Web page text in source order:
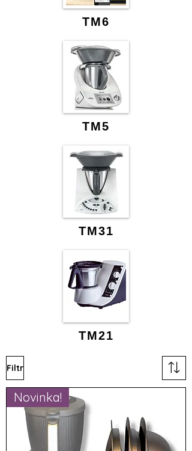
TM6
TM5
TM31
TM21
Filtr
Novinka!